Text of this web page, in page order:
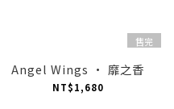
售完
Angel Wings · 靡之香
NT$1,680